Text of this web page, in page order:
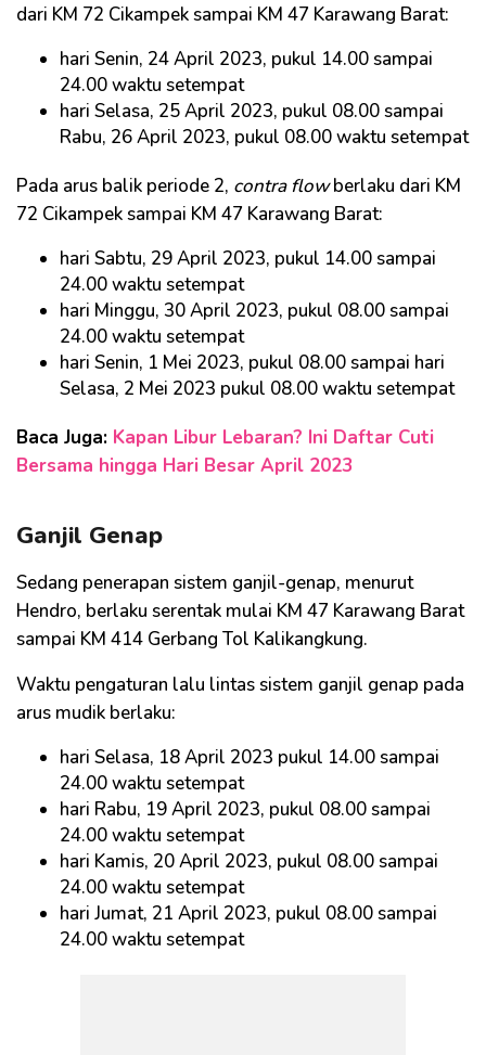
dari KM 72 Cikampek sampai KM 47 Karawang Barat:
hari Senin, 24 April 2023, pukul 14.00 sampai
24.00 waktu setempat
hari Selasa, 25 April 2023, pukul 08.00 sampai
Rabu, 26 April 2023, pukul 08.00 waktu setempat
Pada arus balik periode 2, contra flowberlaku dari KM
72 Cikampek sampai KM 47 Karawang Barat:
hari Sabtu, 29 April 2023, pukul 14.00 sampai
24.00 waktu setempat
hari Minggu, 30 April 2023, pukul 08.00 sampai
24.00 waktu setempat
hari Senin, 1 Mei 2023, pukul 08.00 sampai hari
Selasa, 2 Mei 2023 pukul 08.00 waktu setempat
Baca Juga: Kapan Libur Lebaran? Ini Daftar Cuti
Bersama hingga Hari Besar April 2023
Ganjil Genap
Sedang penerapan sistem ganjil-genap, menurut
Hendro, berlaku serentak mulai KM 47 Karawang Barat
sampai KM 414 Gerbang Tol Kalikangkung.
Waktu pengaturan lalu lintas sistem ganjil genap pada
arus mudik berlaku:
hari Selasa, 18 April 2023 pukul 14.00 sampai
24.00 waktu setempat
hari Rabu, 19 April 2023, pukul 08.00 sampai
24.00 waktu setempat
hari Kamis, 20 April 2023, pukul 08.00 sampai
24.00 waktu setempat
hari Jumat, 21 April 2023, pukul 08.00 sampai
24.00 waktu setempat